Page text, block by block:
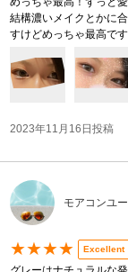
結構濃いメイクとかに
すけどめっちゃ最高です
2023年11月16日投稿
モアコンユ
★★★★ Excellent